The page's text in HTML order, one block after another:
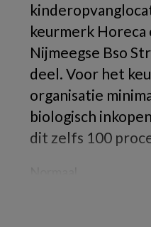
keurmerk Horeca
Nijmeegse Bso
deel. Voor het
organisatie
biologisch
dit zelfs 100